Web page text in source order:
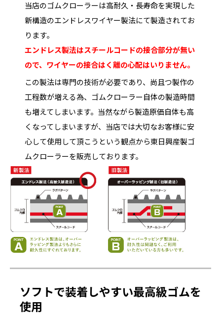
当店のゴムクローラーは高耐久・長寿命を実現した
新構造のエンドレスワイヤー製法にて製造されてお
ります。
エンドレス製法はスチールコードの接合部分が無い
ので、ワイヤーの接合はく離の心配はいりません。
この製法は専門の技術が必要であり、尚且つ製作の
工程数が増える為、ゴムクローラー自体の製造時間
も増えてしまいます。当然ながら製造原価自体も高
くなってしまいますが、当店では大切なお客様に安
心して使用して頂こうという観点から東日興産製ゴ
ムクローラーを販売しております。
ソフトで装着しやすい最高級ゴムを
使用